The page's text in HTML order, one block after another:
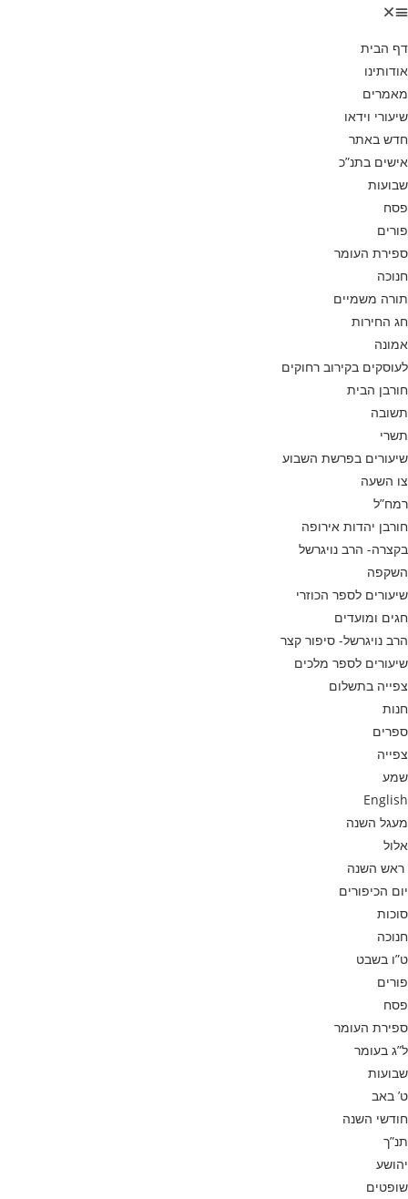
דף הבית
אודותינו
מאמרים
שיעורי וידאו
חדש באתר
אישים בתנ”כ
שבועות
פסח
פורים
ספירת העומר
חנוכה
תורה משמיים
חג החירות
אמונה
לעוסקים בקירוב רחוקים
חורבן הבית
תשובה
תשרי
שיעורים בפרשת השבוע
צו השעה
רמח”ל
חורבן יהדות אירופה
בקצרה- הרב נויגרשל
השקפה
שיעורים לספר הכוזרי
חגים ומועדים
הרב נויגרשל- סיפור קצר
שיעורים לספר מלכים
צפייה בתשלום
חנות
ספרים
צפייה
שמע
English
מעגל השנה
אלול
ראש השנה
יום הכיפורים
סוכות
חנוכה
ט”ו בשבט
פורים
פסח
ספירת העומר
ל”ג בעומר
שבועות
ט’ באב
חודשי השנה
תנ”ך
יהושע
שופטים